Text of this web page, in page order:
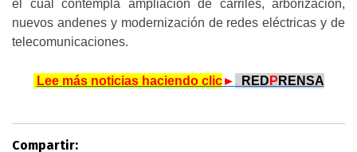
el cual contempla ampliación de carriles, arborización,
nuevos andenes y modernización de redes eléctricas y de
telecomunicaciones.
Lee más noticias haciendo clic► RED P RENSA
Compartir: